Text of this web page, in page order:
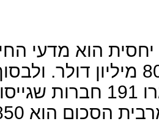
הוא מדעי
נסגרו 432 חברות שגייסו כ-808 מיליון